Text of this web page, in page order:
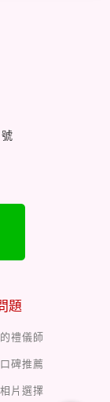
題
禮儀師
碑推薦
片選擇